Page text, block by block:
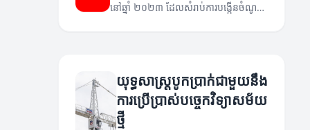
នៅឆ្នាំ ២០២៣ ដែលសំរាប់ការបង្កើនចំណូល
យុទ្ធសាស្ត្របូកប្រាក់ជាមួយនឹង
ការប្រើប្រាស់បច្ចេកវិទ្យាសម័យ
ថ្មី